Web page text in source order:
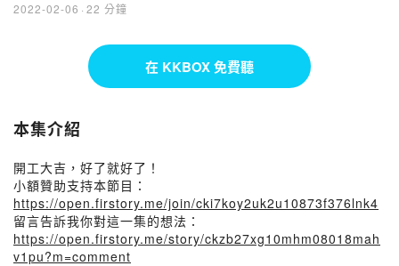
2022-02-06 · 22 分鐘
在 KKBOX 免費聽
本集介紹
開工大吉，好了就好了！
小額贊助支持本節目：
https://open.firstory.me/join/cki7koy2uk2u10873f376lnk4
留言告訴我你對這一集的想法：
https://open.firstory.me/story/ckzb27xg10mhm08018mah
v1pu?m=comment